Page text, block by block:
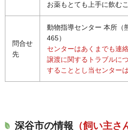
お薬もとても上手に飲む
問合せ
先
動物指導センター 本所（
465）
センターはあくまでも連
譲渡に関するトラブルに
することとし当センター
深谷市の情報 （飼い主さ